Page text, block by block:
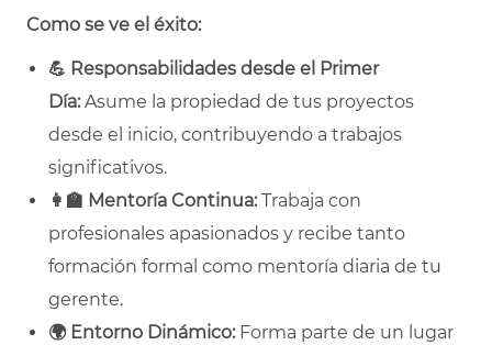
Como se ve el éxito:
💪 Responsabilidades desde el Primer
Día:Asume la propiedad de tus proyectos
desde el inicio, contribuyendo a trabajos
significativos.
👩 Mentoría Continua:Trabaja con
profesionales apasionados y recibe tanto
formación formal como mentoría diaria de tu
gerente.
🌍 Entorno Dinámico:Forma parte de un lugar